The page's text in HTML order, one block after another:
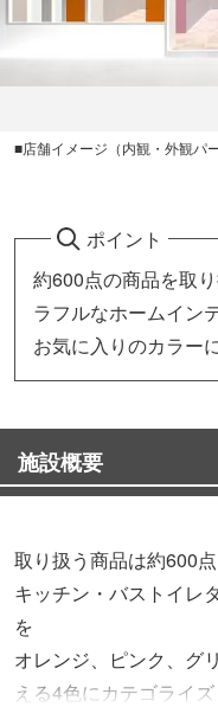
■店舗イメージ（内観・外観パー
ポイント
約600点の商品を取
ラフルなホームイン
お気に入りのカラー
施設概要
取り扱う商品は約600
キッチン・バストイレ
を
オレンジ、ピンク、グ
える4色にカテゴライ